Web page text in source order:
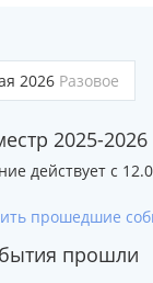
2026 Разовое
2025-2026
действует с
прошедшие
прошли